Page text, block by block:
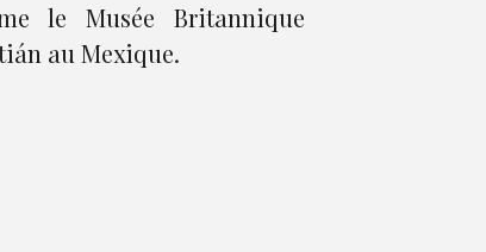
le Musée Britannique
au Mexique.